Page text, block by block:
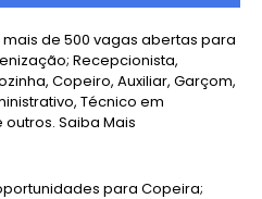
mais de 500 vagas abertas para
Recepcionista,
Copeiro, Auxiliar, Garçom,
Técnico em
Saiba Mais
para Copeira;